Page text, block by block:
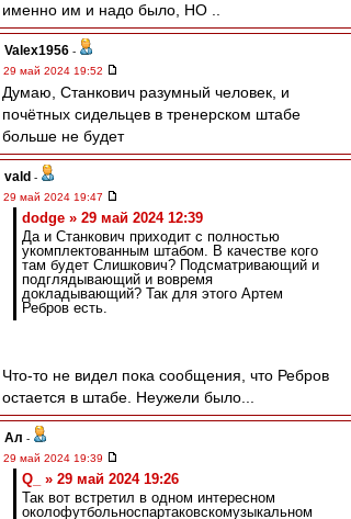
именно им и надо было, НО ..
Valex1956 -
29 май 2024 19:52
Думаю, Станкович разумный человек, и
почётных сидельцев в тренерском штабе
больше не будет
vald -
29 май 2024 19:47
dodge » 29 май 2024 12:39
Да и Станкович приходит с полностью
укомплектованным штабом. В качестве кого
там будет Слишкович? Подсматривающий и
подглядывающий и вовремя
докладывающий? Так для этого Артем
Ребров есть.
Что-то не видел пока сообщения, что Ребров
остается в штабе. Неужели было...
Ал -
29 май 2024 19:39
Q_ » 29 май 2024 19:26
Так вот встретил в одном интересном
околофутбольноспартаковскомузыкальном